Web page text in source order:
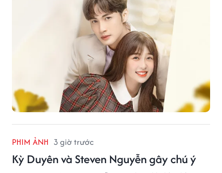
PHIM ẢNH 3 giờ trước
Kỳ Duyên và Steven Nguyễn gây chú ý